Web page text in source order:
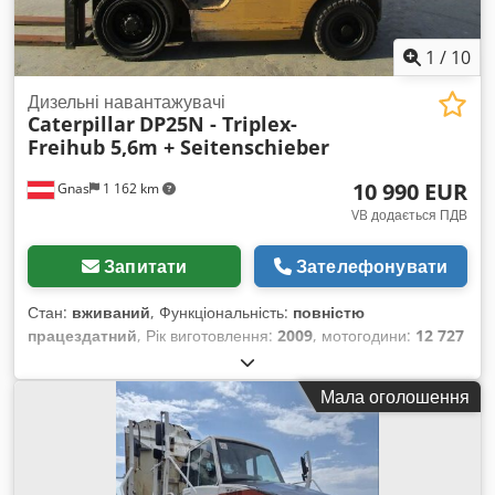
1 / 10
Gnas 1 162 km
Дизельні навантажувачі
Caterpillar DP25N - Triplex-
Freihub 5,6m + Seitenschieber
10 990 EUR
VB додається ПДВ
Запитати Зателефонувати
Стан: вживаний, Функціональність: повністю
працездатний, Рік виготовлення: 2009, мотогодини: 12 727
2 500 кг
тип пального:дизель, тип щогли:триплекс, конструктивна
2 370 мм, потужність:38 кВт (51,67 к.с.), тип
Diesel, Дизельний вилковий навантажувач
Cedpjzlvq Tofx Abzjha Тип щогли: триплекс Стан: готовий
до роботи та повністю функціональний Технічний стан:
Мала оголошення